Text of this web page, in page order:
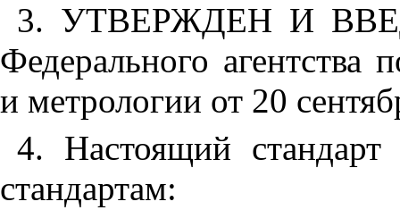
3. УТВЕРЖДЕН И
Федерального агентства
и метрологии от 20
4. Настоящий стандарт
стандартам: